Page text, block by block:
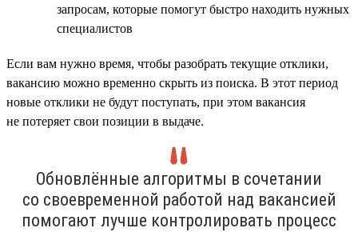
запросам, которые помогут быстро находить нужных
специалистов
Если вам нужно время, чтобы разобрать текущие отклики,
вакансию можно временно скрыть из поиска. В этот период
новые отклики не будут поступать, при этом вакансия
не потеряет свои позиции в выдаче.
Обновлённые алгоритмы в сочетании
со своевременной работой над вакансией
помогают лучше контролировать процесс